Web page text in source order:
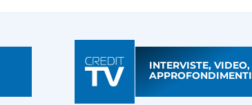
INTERVISTE, VIDEO,
APPROFONDIMENTI